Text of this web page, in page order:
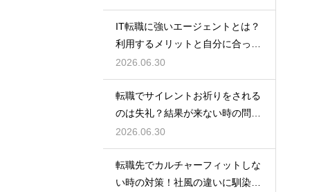
IT転職に強いエージェントとは？
利用するメリットと自分に合った
サービスの選び方
2026.06.30
転職でサイレントお祈りをされる
のは失礼？結果が来ない時の問い
合わせ方法と心構え
2026.06.30
転職先でカルチャーフィットしな
い時の対策！社風の違いに馴染ん